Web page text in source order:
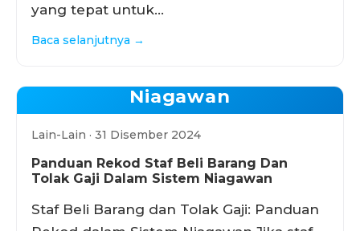
yang tepat untuk…
Baca selanjutnya →
Niagawan
Lain-Lain · 31 Disember 2024
Panduan Rekod Staf Beli Barang Dan
Tolak Gaji Dalam Sistem Niagawan
Staf Beli Barang dan Tolak Gaji: Panduan